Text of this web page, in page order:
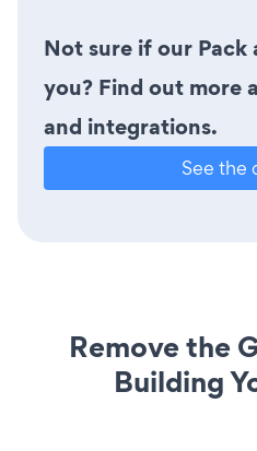
Not sure if our
you? Find out more
and integrations.
See the
Remove the
Building